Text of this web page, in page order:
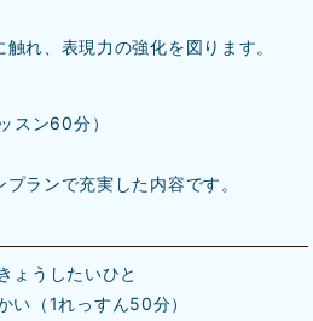
れ、表現力の強化を図ります。
スン60分）
ランで充実した内容です。
ょうしたいひと
（1れっすん50分）